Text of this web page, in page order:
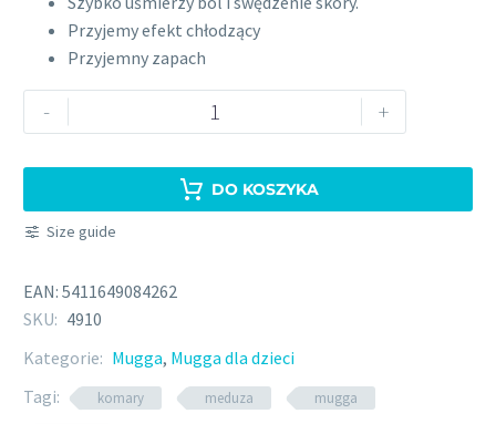
Przyjemy efekt chłodzący
Przyjemny zapach
-
MUGGA
PO
UKĄSZENIU
I
MEDUZ
+
DO KOSZYKA
Size guide
EAN: 5411649084262
SKU: 4910
Kategorie: Mugga, Mugga dla dzieci
Tagi:
komary meduza
mugga